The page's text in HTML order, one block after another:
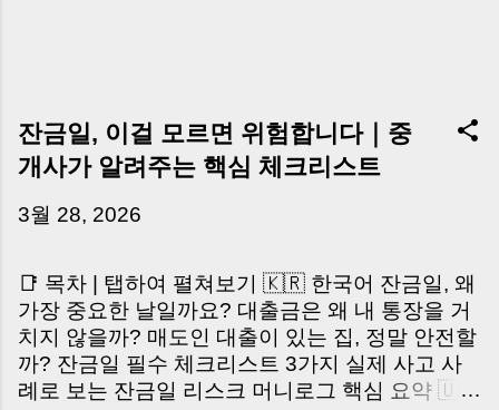
잔금일, 이걸 모르면 위험합니다｜중
개사가 알려주는 핵심 체크리스트
3월 28, 2026
📑 목차 | 탭하여 펼쳐보기 🇰🇷 한국어 잔금일, 왜
가장 중요한 날일까요? 대출금은 왜 내 통장을 거
치지 않을까? 매도인 대출이 있는 집, 정말 안전할
까? 잔금일 필수 체크리스트 3가지 실제 사고 사
례로 보는 잔금일 리스크 머니로그 핵심 요약 🇺🇸